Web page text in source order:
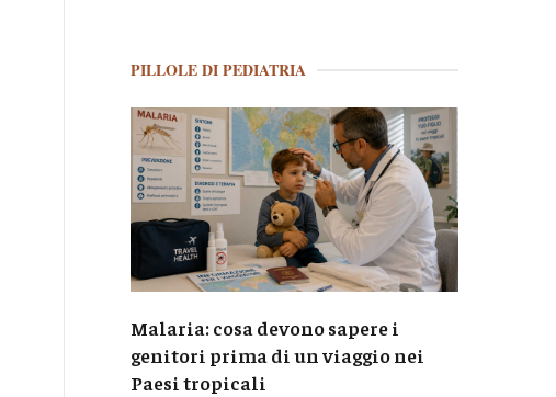
PILLOLE DI PEDIATRIA
Malaria: cosa devono sapere i
genitori prima di un viaggio nei
Paesi tropicali